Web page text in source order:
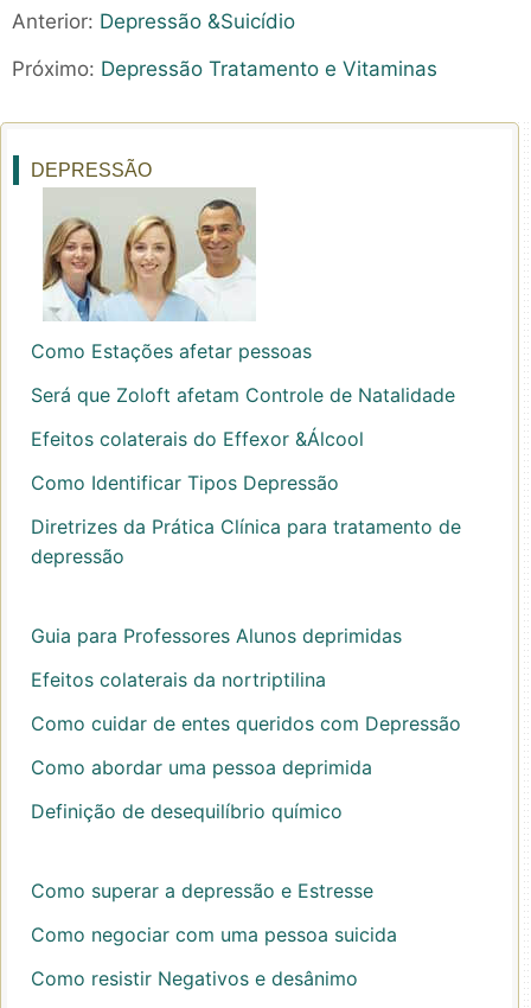
Anterior: Depressão &Suicídio
Próximo: Depressão Tratamento e Vitaminas
DEPRESSÃO
Como Estações afetar pessoas
Será que Zoloft afetam Controle de Natalidade
Efeitos colaterais do Effexor &Álcool
Como Identificar Tipos Depressão
Diretrizes da Prática Clínica para tratamento de
depressão
Guia para Professores Alunos deprimidas
Efeitos colaterais da nortriptilina
Como cuidar de entes queridos com Depressão
Como abordar uma pessoa deprimida
Definição de desequilíbrio químico
Como superar a depressão e Estresse
Como negociar com uma pessoa suicida
Como resistir Negativos e desânimo